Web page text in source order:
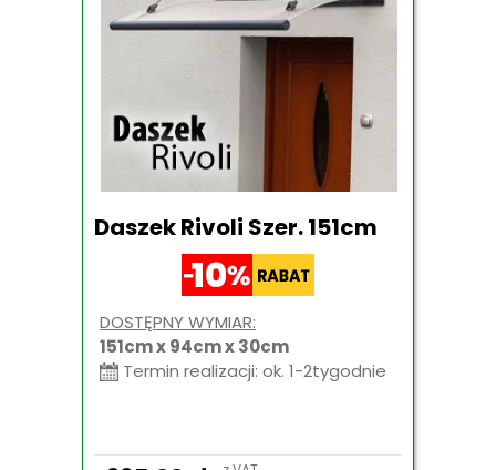
Daszek Rivoli Szer. 151cm
DOSTĘPNY WYMIAR:
151cm x 94cm x 30cm
Termin realizacji: ok. 1-2tygodnie